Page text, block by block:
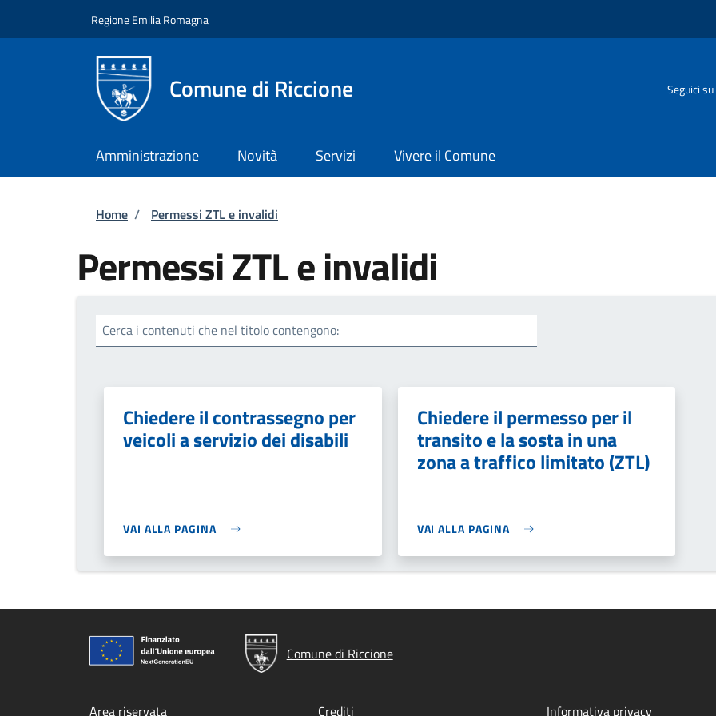
Regione Emilia Romagna
Comune di Riccione Seguici su
Amministrazione Novità Servizi Vivere il Comune
Briciole di pane
Home / Permessi ZTL e invalidi
Permessi ZTL e invalidi
Cerca i contenuti che nel titolo contengono:
Chiedere il contrassegno per
veicoli a servizio dei disabili
VAI ALLA PAGINA
Chiedere il permesso per il
transito e la sosta in una
zona a traffico limitato (ZTL)
VAI ALLA PAGINA
Comune di Riccione
Area riservata Crediti Informativa privacy